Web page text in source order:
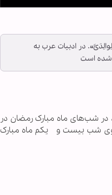
Play
در ادبیات عرب به
شده است
شب‌های ماه مبارک رمضان در
شب بیست و یکم ماه مبارک